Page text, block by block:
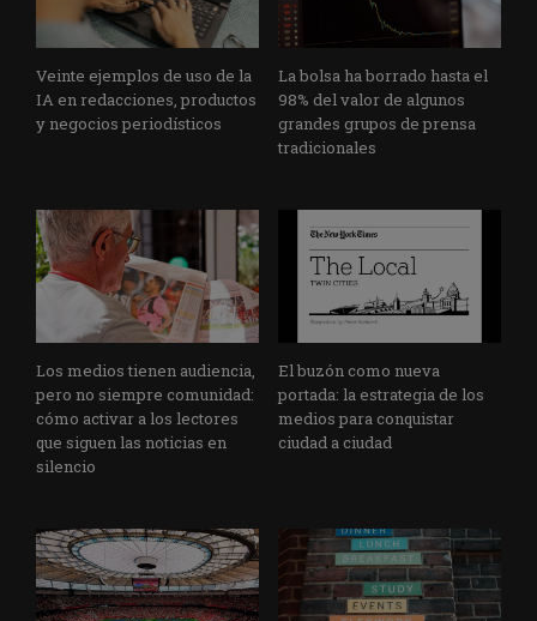
Veinte ejemplos de uso de la
IA en redacciones, productos
y negocios periodísticos
La bolsa ha borrado hasta el
98% del valor de algunos
grandes grupos de prensa
tradicionales
Los medios tienen audiencia,
pero no siempre comunidad:
cómo activar a los lectores
que siguen las noticias en
silencio
El buzón como nueva
portada: la estrategia de los
medios para conquistar
ciudad a ciudad